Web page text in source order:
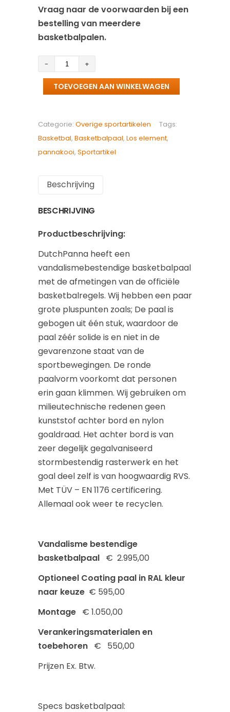
Vraag naar de voorwaarden bij een
bestelling van meerdere
basketbalpalen.
Losse
vandalismebestendige
basketbalpaal
TOEVOEGEN AAN WINKELWAGEN
Categorie: Overige sportartikelen
Tags:
Basketbal, Basketbalpaal, Los element,
pannakooi, Sportartikel
Beschrijving
BESCHRIJVING
Productbeschrijving:
DutchPanna heeft een
vandalismebestendige basketbalpaal
met de afmetingen van de officiële
basketbalregels. Wij hebben een paar
grote pluspunten zoals; De paal is
gebogen uit één stuk, waardoor de
paal zéér solide is en niet in de
gevarenzone staat van de
sportbewegingen. De ronde
paalvorm voorkomt dat personen
erin gaan klimmen. Wij gebruiken om
milieutechnische redenen geen
kunststof achter bord en nylon
goaldraad. Het achter bord is van
zeer degelijk gegalvaniseerd
stormbestendig rasterwerk en het
goal deel zelf is van hoogwaardig RVS.
Met TÜV – EN 1176 certificering.
Allemaal ook weer te recyclen.
Vandalisme bestendige
basketbalpaal € 2.995,00
Optioneel Coating paal in RAL kleur
naar keuze € 595,00
Montage € 1.050,00
Verankeringsmaterialen en
toebehoren €
550,00
Prijzen Ex. Btw.
Specs basketbalpaal: